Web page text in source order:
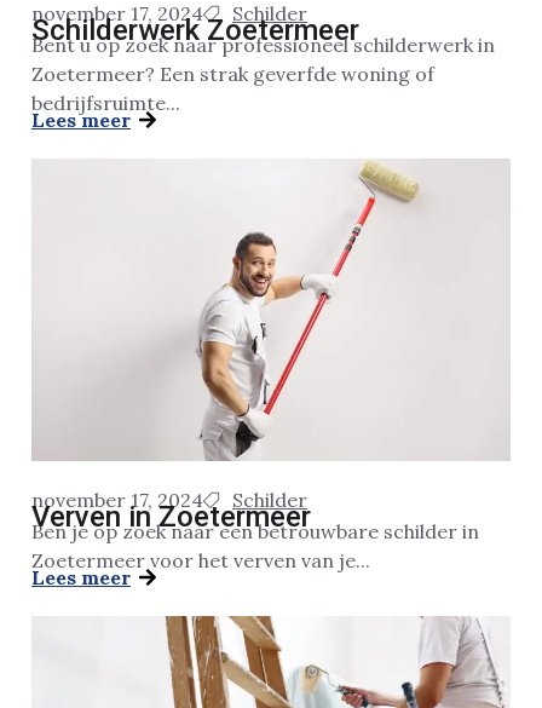
november 17, 2024 Schilder
Schilderwerk Zoetermeer
Bent u op zoek naar professioneel schilderwerk in
Zoetermeer? Een strak geverfde woning of
bedrijfsruimte...
Lees meer
november 17, 2024 Schilder
Verven in Zoetermeer
Ben je op zoek naar een betrouwbare schilder in
Zoetermeer voor het verven van je...
Lees meer